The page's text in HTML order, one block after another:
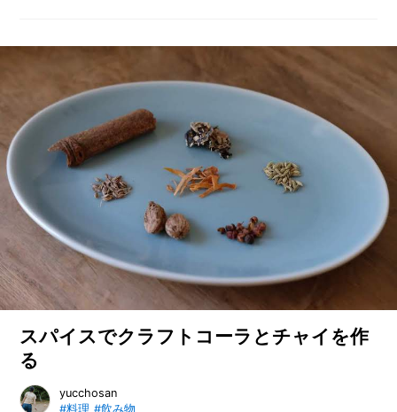
O
ー
ザ
U
S
T
O
M
E
R
ス
タ
ッ
フ /
耳うどんを作ってみると、改めて気
づいたことがあるそうです。
スパイスでクラフトコーラとチャイを作
る
クラフトコーラとチャイの作り方をご紹介。スパイスや材料、
yucchosan
#料理 #飲み物